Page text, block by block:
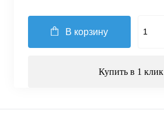
В корзину
Купить в 1 клик